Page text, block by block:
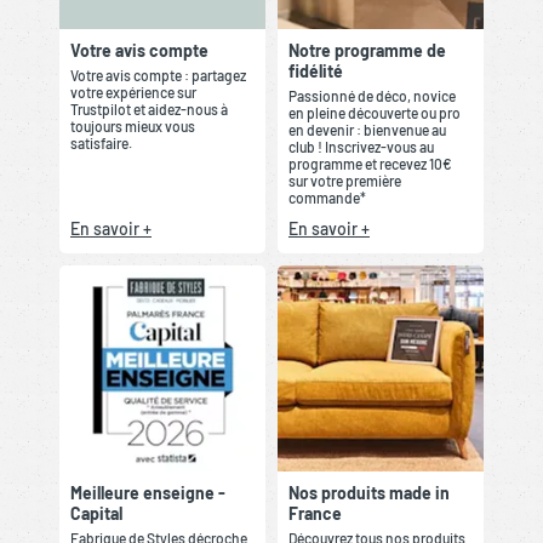
Votre avis compte
Votre avis compte : partagez
votre expérience sur
Trustpilot et aidez-nous à
toujours mieux vous
satisfaire.
En savoir +
Notre programme de
fidélité
Passionné de déco, novice
en pleine découverte ou pro
en devenir : bienvenue au
club ! Inscrivez-vous au
programme et recevez 10€
sur votre première
commande*
En savoir +
Meilleure enseigne -
Capital
Fabrique de Styles décroche
Nos produits made in
France
Découvrez tous nos produits